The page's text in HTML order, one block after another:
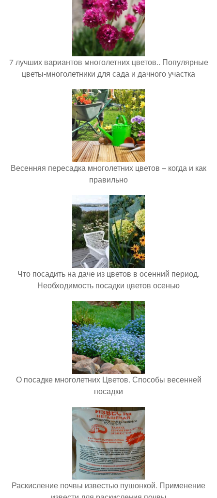
7 лучших вариантов многолетних цветов.. Популярные
цветы-многолетники для сада и дачного участка
Весенняя пересадка многолетних цветов – когда и как
правильно
Что посадить на даче из цветов в осенний период.
Необходимость посадки цветов осенью
О посадке многолетних Цветов. Способы весенней
посадки
Раскисление почвы известью пушонкой. Применение